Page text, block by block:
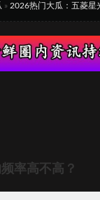
» 2026热门大瓜：五菱星
率高不高？